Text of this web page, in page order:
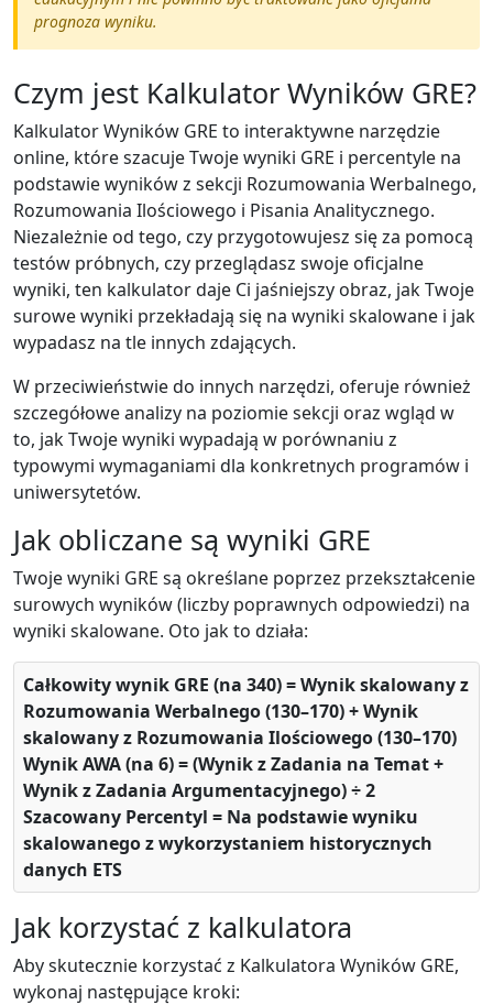
prognoza wyniku.
Czym jest Kalkulator Wyników GRE?
Kalkulator Wyników GRE to interaktywne narzędzie
online, które szacuje Twoje wyniki GRE i percentyle na
podstawie wyników z sekcji Rozumowania Werbalnego,
Rozumowania Ilościowego i Pisania Analitycznego.
Niezależnie od tego, czy przygotowujesz się za pomocą
testów próbnych, czy przeglądasz swoje oficjalne
wyniki, ten kalkulator daje Ci jaśniejszy obraz, jak Twoje
surowe wyniki przekładają się na wyniki skalowane i jak
wypadasz na tle innych zdających.
W przeciwieństwie do innych narzędzi, oferuje również
szczegółowe analizy na poziomie sekcji oraz wgląd w
to, jak Twoje wyniki wypadają w porównaniu z
typowymi wymaganiami dla konkretnych programów i
uniwersytetów.
Jak obliczane są wyniki GRE
Twoje wyniki GRE są określane poprzez przekształcenie
surowych wyników (liczby poprawnych odpowiedzi) na
wyniki skalowane. Oto jak to działa:
Całkowity wynik GRE (na 340) = Wynik skalowany z
Rozumowania Werbalnego (130–170) + Wynik
skalowany z Rozumowania Ilościowego (130–170)
Wynik AWA (na 6) = (Wynik z Zadania na Temat +
Wynik z Zadania Argumentacyjnego) ÷ 2
Szacowany Percentyl = Na podstawie wyniku
skalowanego z wykorzystaniem historycznych
danych ETS
Jak korzystać z kalkulatora
Aby skutecznie korzystać z Kalkulatora Wyników GRE,
wykonaj następujące kroki: